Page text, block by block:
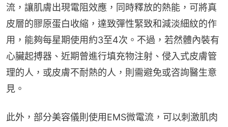
流，讓肌膚出現電阻效應，同時釋放的熱能，可將真
皮層的膠原蛋白收縮，達致彈性緊致和減淡細紋的作
用，能夠每星期使用約3至4次。不過，若然體內裝有
心臟起搏器、近期曾進行填充物注射、侵入式皮膚管
理的人，或皮膚不耐熱的人，則需避免或咨詢醫生意
見。
此外，部分美容儀則使用EMS微電流，可以刺激肌肉